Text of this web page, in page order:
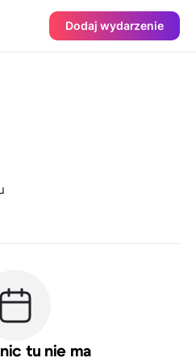
Dodaj wydarzenie
tu nie ma